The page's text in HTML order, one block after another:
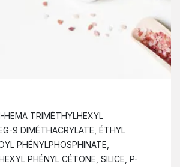
HEMA TRIMÉTHYLHEXYL
9 DIMÉTHACRYLATE, ÉTHYL
PHÉNYLPHOSPHINATE,
PHÉNYL CÉTONE, SILICE, P-